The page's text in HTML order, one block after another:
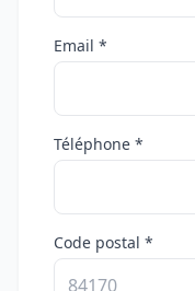
Email *
Téléphone *
Code postal *